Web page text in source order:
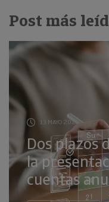
Post más
13 MAYO 2025
Dos plazos
la
cuentas